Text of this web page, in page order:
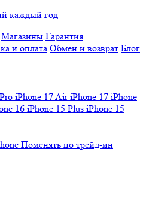
каждый год
Магазины Гарантия
и оплата Обмен и возврат Блог
iPhone 17 AiriPhone 17 iPhone
16 iPhone 15 Plus iPhone 15
Поменять по трейд-ин